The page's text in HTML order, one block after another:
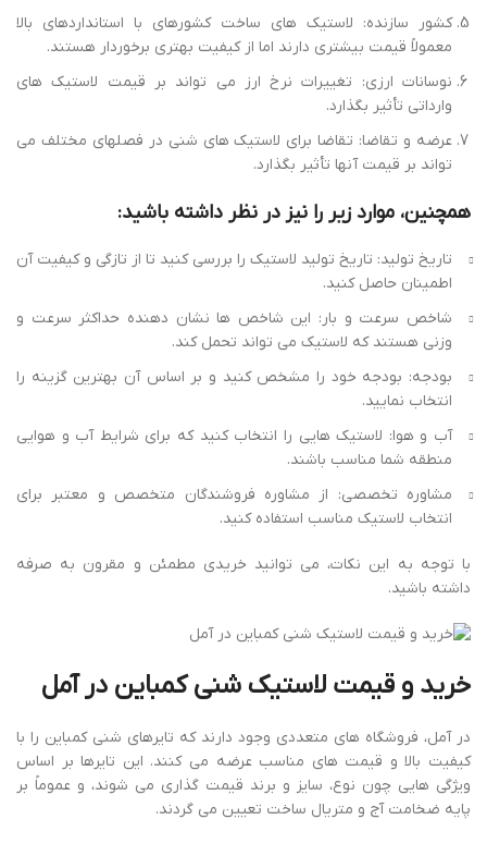
کشور سازنده: لاستیک های ساخت کشورهای با استانداردهای بالا
معمولاً قیمت بیشتری دارند اما از کیفیت بهتری برخوردار هستند.
نوسانات ارزی: تغییرات نرخ ارز می تواند بر قیمت لاستیک های
وارداتی تأثیر بگذارد.
عرضه و تقاضا: تقاضا برای لاستیک های شنی در فصلهای مختلف می
تواند بر قیمت آنها تأثیر بگذارد.
همچنین، موارد زیر را نیز در نظر داشته باشید:
تاریخ تولید: تاریخ تولید لاستیک را بررسی کنید تا از تازگی و کیفیت آن
اطمینان حاصل کنید.
شاخص سرعت و بار: این شاخص ها نشان دهنده حداکثر سرعت و
وزنی هستند که لاستیک می تواند تحمل کند.
بودجه: بودجه خود را مشخص کنید و بر اساس آن بهترین گزینه را
انتخاب نمایید.
آب و هوا: لاستیک هایی را انتخاب کنید که برای شرایط آب و هوایی
منطقه شما مناسب باشند.
مشاوره تخصصی: از مشاوره فروشندگان متخصص و معتبر برای
انتخاب لاستیک مناسب استفاده کنید.
با توجه به این نکات، می توانید خریدی مطمئن و مقرون به صرفه
داشته باشید.
خرید و قیمت لاستیک شنی کمباین در آمل
در آمل، فروشگاه های متعددی وجود دارند که تایرهای شنی کمباین را با
کیفیت بالا و قیمت های مناسب عرضه می کنند. این تایرها بر اساس
ویژگی هایی چون نوع، سایز و برند قیمت گذاری می شوند، و عموماً بر
پایه ضخامت آج و متریال ساخت تعیین می گردند.